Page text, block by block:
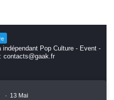
indépendant Pop Culture - Event -
contacts@gaak.fr
· 13 Mai